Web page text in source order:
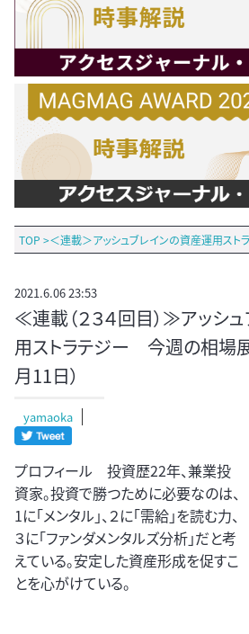
TOP >＜連載＞アッシュブレインの資産運用スト
2021.6.06 23:53
≪連載（２３４回目）≫アッシ
用ストラテジー 今週の相場展
月11日）
yamaoka
プロフィール 投資歴22年、兼業投
資家。投資で勝つために必要なのは、
1に「メンタル」、２に「需給」を読む力、
３に「ファンダメンタルズ分析」だと考
えている。安定した資産形成を促すこ
とを心がけている。